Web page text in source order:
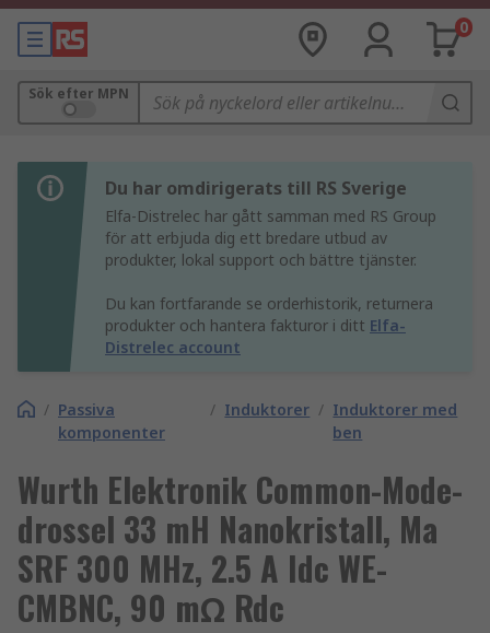
0
Sök efter MPN
Du har omdirigerats till RS Sverige
Elfa-Distrelec har gått samman med RS Group
för att erbjuda dig ett bredare utbud av
produkter, lokal support och bättre tjänster.
Du kan fortfarande se orderhistorik, returnera
produkter och hantera fakturor i ditt Elfa-
Distrelec account
/ Passiva
komponenter
/ Induktorer / Induktorer med
ben
Wurth Elektronik Common-Mode-
drossel 33 mH Nanokristall, Ma
SRF 300 MHz, 2.5 A Idc WE-
CMBNC, 90 mΩ Rdc